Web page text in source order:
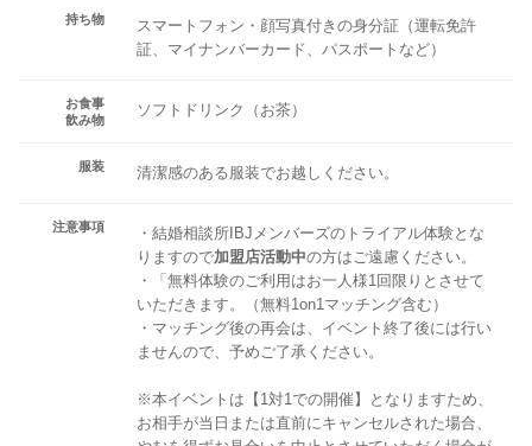
持ち物
スマートフォン・顔写真付きの身分証（運転免許
証、マイナンバーカード、パスポートなど）
お食事
飲み物
ソフトドリンク（お茶）
服装 清潔感のある服装でお越しください。
注意事項
・結婚相談所IBJメンバーズのトライアル体験とな
りますので加盟店活動中の方はご遠慮ください。
・「無料体験のご利用はお一人様1回限りとさせて
いただきます。（無料1on1マッチング含む）
・マッチング後の再会は、イベント終了後には行い
ませんので、予めご了承ください。
※本イベントは【1対1での開催】となりますため、
お相手が当日または直前にキャンセルされた場合、